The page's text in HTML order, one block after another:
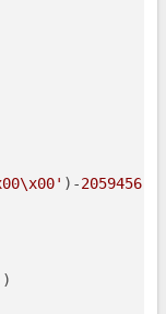
)-2059456
)